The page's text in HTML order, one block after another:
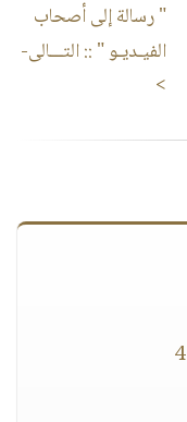
" رسالة إلى أصحاب
الفيـديـو " :: التـــالى-
>